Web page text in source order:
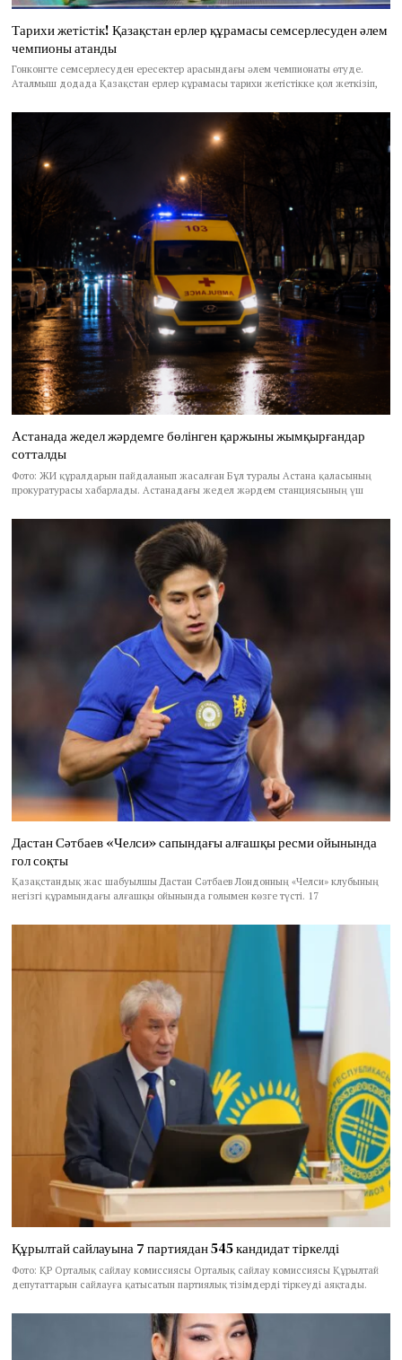
Тарихи жетістік! Қазақстан ерлер құрамасы семсерлесуден әлем
чемпионы атанды
Гонконгте семсерлесуден ересектер арасындағы әлем чемпионаты өтуде.
Аталмыш додада Қазақстан ерлер құрамасы тарихи жетістікке қол жеткізіп,
Астанада жедел жәрдемге бөлінген қаржыны жымқырғандар
сотталды
Фото: ЖИ құралдарын пайдаланып жасалған Бұл туралы Астана қаласының
прокуратурасы хабарлады. Астанадағы жедел жәрдем станциясының үш
Дастан Сәтбаев «Челси» сапындағы алғашқы ресми ойынында
гол соқты
Қазақстандық жас шабуылшы Дастан Сәтбаев Лондонның «Челси» клубының
негізгі құрамындағы алғашқы ойынында голымен көзге түсті. 17
Құрылтай сайлауына 7 партиядан 545 кандидат тіркелді
Фото: ҚР Орталық сайлау комиссиясы Орталық сайлау комиссиясы Құрылтай
депутаттарын сайлауға қатысатын партиялық тізімдерді тіркеуді аяқтады.